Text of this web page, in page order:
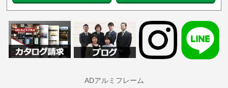
ADアルミフレーム